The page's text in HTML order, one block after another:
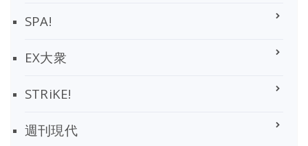
SPA!
EX大衆
STRiKE!
週刊現代